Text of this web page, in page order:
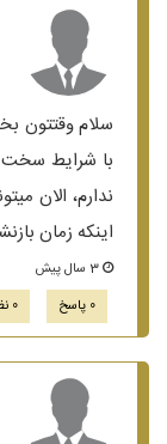
سلام وقتتون
با شرایط سخت
اینکه زمان
0 پاسخ
0 نظر